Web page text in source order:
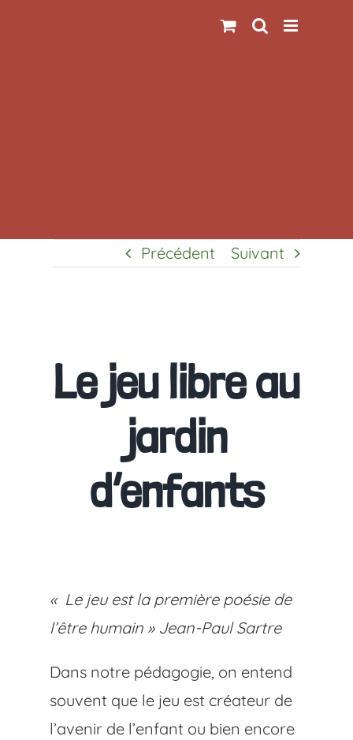
Précédent Suivant
Le jeu libre au
jardin
d’enfants
« Le jeu est la première poésie de
l’être humain » Jean-Paul Sartre
Dans notre pédagogie, on entend
souvent que le jeu est créateur de
l’avenir de l’enfant ou bien encore